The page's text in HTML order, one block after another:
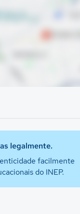
legalmente.
facilmente
do INEP.